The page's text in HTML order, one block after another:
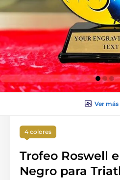
Ver
4 colores
Trofeo Roswell
Negro para